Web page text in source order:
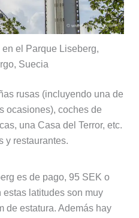
en el Parque Liseberg,
Suecia
rusas (incluyendo una de
ocasiones), coches de
una Casa del Terror, etc.
y restaurantes.
es de pago, 95 SEK o
latitudes son muy
de estatura. Además hay